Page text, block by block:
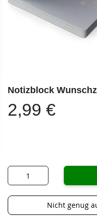
Anfang
Bildergalerie
springen
Notizblock
2,99 €
Nicht genug